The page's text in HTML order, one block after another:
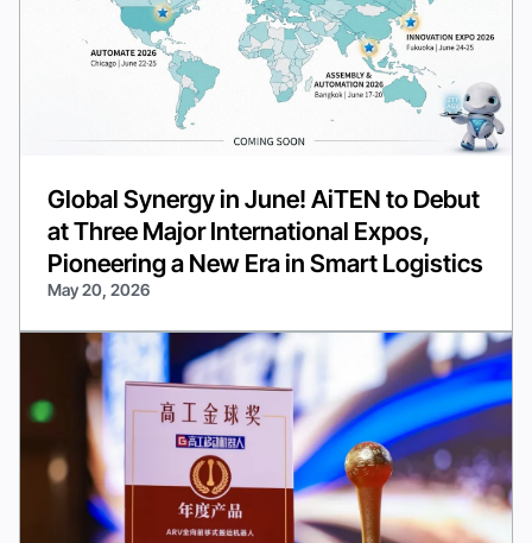
Global Synergy in June! AiTEN to Debut
at Three Major International Expos,
Pioneering a New Era in Smart Logistics
May 20, 2026